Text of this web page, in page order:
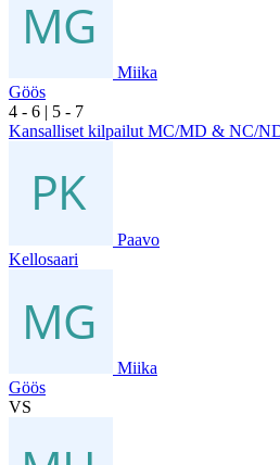
Miika
Göös
4 - 6 | 5 - 7
Kansalliset kilpailut MC/MD & NC/
Paavo
Kellosaari
Miika
Göös
VS